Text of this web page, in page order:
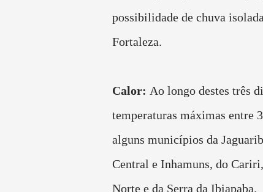
possibilidade de chuva
Fortaleza.
Calor: Ao longo destes três
temperaturas máximas entre
alguns municípios da
Central e Inhamuns, do
Norte e da Serra da Ibiapaba.